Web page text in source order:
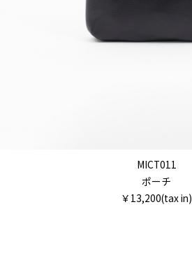
MICT011
ポーチ
￥13,200(tax in)